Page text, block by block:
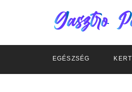
EGÉSZSÉG KERT